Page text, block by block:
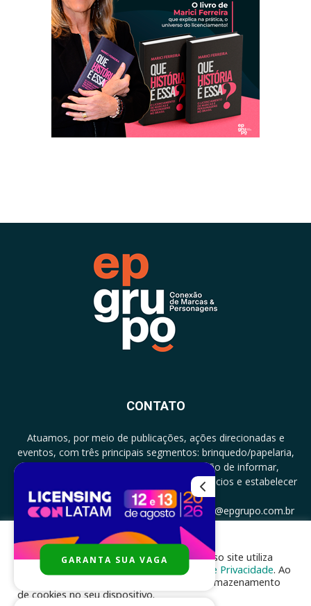
CONTATO
Atuamos, por meio de publicações, ações direcionadas e
eventos, com três principais segmentos: brinquedo/papelaria,
licenciamento e zero a três com a missão de informar,
documentar, proporcionar encontro de negócios e estabelecer
parcerias.
CONTATO: +5511994513097 - atendimento@epgrupo.com.br
SIGA-NOS
Para melhor experiência e navegação, nosso site utiliza
cookies, de acordo com a nossa
Política de Privacidade. Ao
clicar em “aceito”, você concorda com o armazenamento
de cookies no seu dispositivo.
GARANTA SUA VAGA